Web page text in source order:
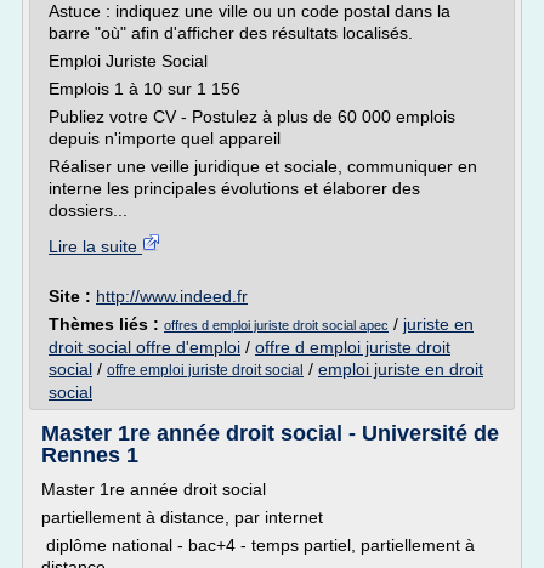
Astuce : indiquez une ville ou un code postal dans la
barre "où" afin d'afficher des résultats localisés.
Emploi Juriste Social
Emplois 1 à 10 sur 1 156
Publiez votre CV - Postulez à plus de 60 000 emplois
depuis n'importe quel appareil
Réaliser une veille juridique et sociale, communiquer en
interne les principales évolutions et élaborer des
dossiers...
Lire la suite
Site : http://www.indeed.fr
Thèmes liés : offres d emploi juriste droit social apec / juriste en
droit social offre d'emploi / offre d emploi juriste droit
social / offre emploi juriste droit social / emploi juriste en droit
social
Master 1re année droit social - Université de
Rennes 1
Master 1re année droit social
partiellement à distance, par internet
diplôme national - bac+4 - temps partiel, partiellement à